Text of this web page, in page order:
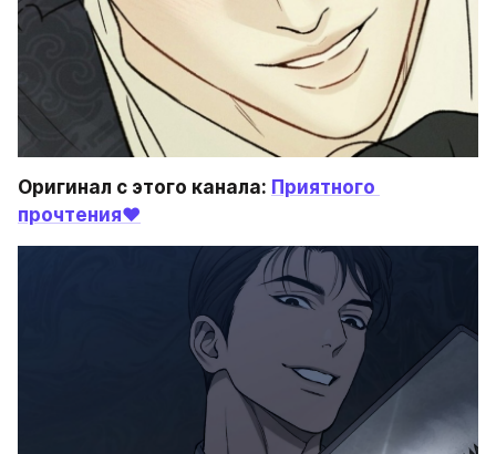
Оригинал с этого канала: Приятного
прочтения❤